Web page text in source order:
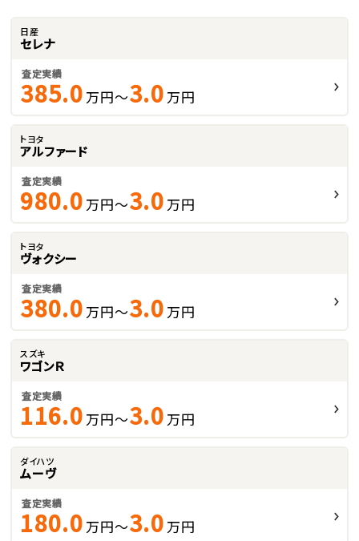
日産
セレナ
査定実績
385.0 万円～3.0 万円
トヨタ
アルファード
査定実績
980.0 万円～3.0 万円
トヨタ
ヴォクシー
査定実績
380.0 万円～3.0 万円
スズキ
ワゴンＲ
査定実績
116.0 万円～3.0 万円
ダイハツ
ムーヴ
査定実績
180.0 万円～3.0 万円